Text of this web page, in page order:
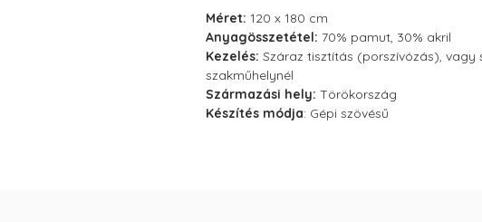
Méret: 120 x 180 cm
Anyagösszetétel: 70% pamut, 30% akril
Kezelés: Száraz tisztítás (porszívózás), vagy
szakműhelynél
Származási hely: Törökország
Készítés módja: Gépi szövésű